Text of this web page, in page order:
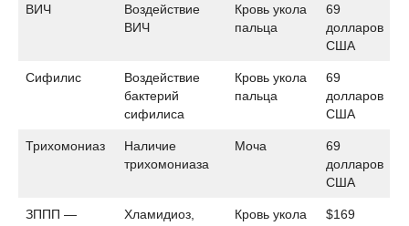
ВИЧ
Воздействие
ВИЧ
Кровь укола
пальца
69
долларов
США
Сифилис
Воздействие
бактерий
сифилиса
Кровь укола
пальца
69
долларов
США
Трихомониаз
Наличие
трихомониаза
Моча
69
долларов
США
ЗППП —
Хламидиоз,
Кровь укола
$169